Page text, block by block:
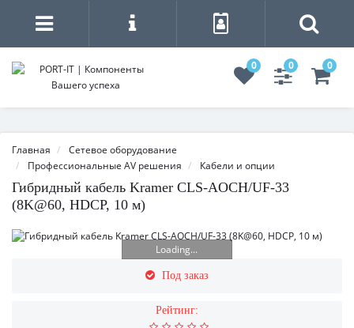
0 0 0
Главная
Сетевое оборудование
Профессиональные AV решения
Кабели и опции
Гибридный кабель Kramer CLS-AOCH/UF-33
(8K@60, HDCP, 10 м)
Loading...
Под заказ
Рейтинг: